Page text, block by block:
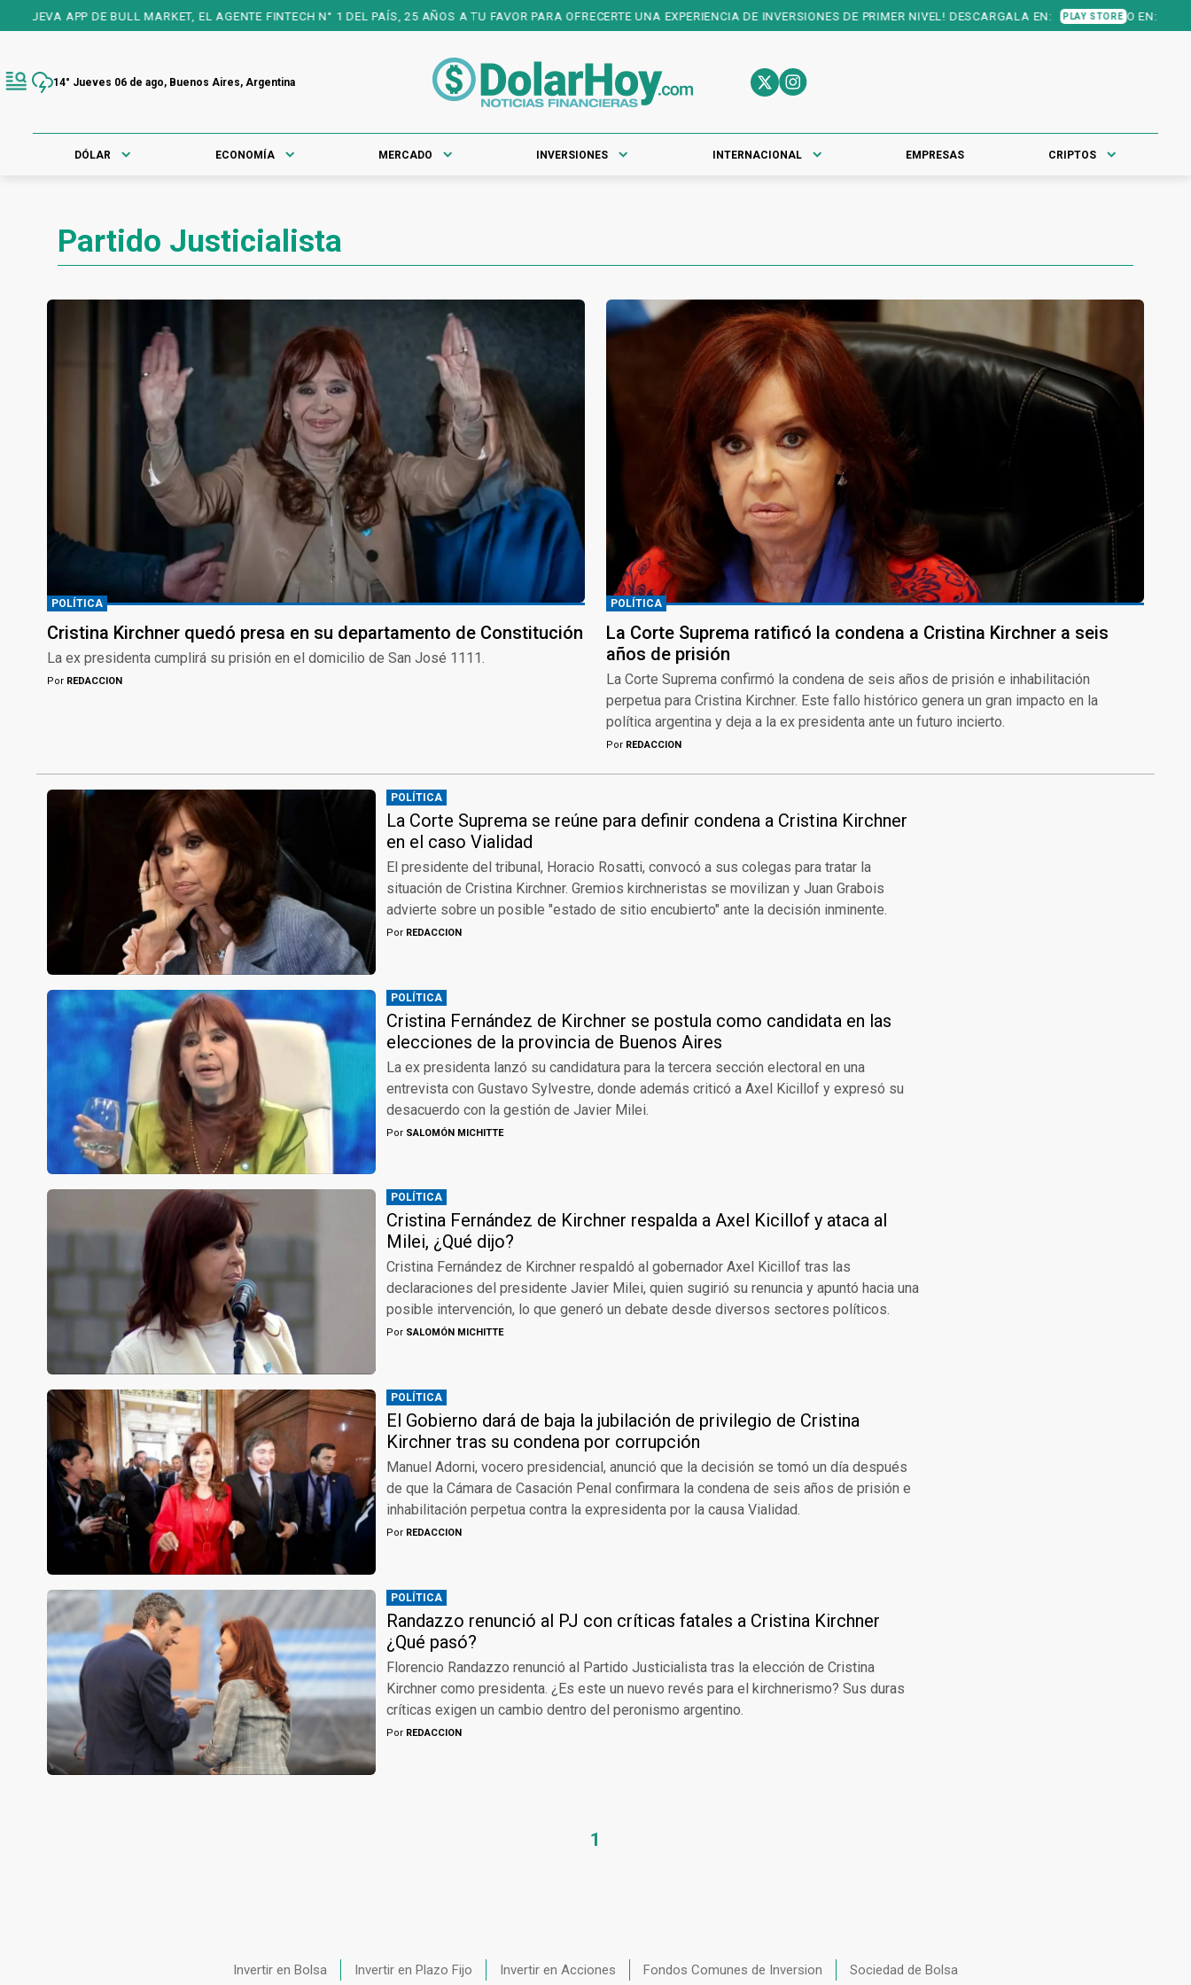
DE BULL MARKET, EL AGENTE FINTECH N° 1 DEL PAÍS, 25 AÑOS A TU FAVOR PARA OFRECERTE UNA EXPERIENCIA DE INVERSIONES DE PRIMER NIVEL! DESCARGALA EN: PLAY STORE O EN: APP STORE
14° Jueves 06 de ago, Buenos Aires, Argentina
DÓLAR ECONOMÍA MERCADO INVERSIONES INTERNACIONAL EMPRESAS CRIPTOS
Partido Justicialista
POLÍTICA
Cristina Kirchner quedó presa en su departamento de Constitución
La ex presidenta cumplirá su prisión en el domicilio de San José 1111.
Por REDACCION
POLÍTICA
La Corte Suprema ratificó la condena a Cristina Kirchner a seis
años de prisión
La Corte Suprema confirmó la condena de seis años de prisión e inhabilitación
perpetua para Cristina Kirchner. Este fallo histórico genera un gran impacto en la
política argentina y deja a la ex presidenta ante un futuro incierto.
Por REDACCION
POLÍTICA
La Corte Suprema se reúne para definir condena a Cristina Kirchner
en el caso Vialidad
El presidente del tribunal, Horacio Rosatti, convocó a sus colegas para tratar la
situación de Cristina Kirchner. Gremios kirchneristas se movilizan y Juan Grabois
advierte sobre un posible "estado de sitio encubierto" ante la decisión inminente.
Por REDACCION
POLÍTICA
Cristina Fernández de Kirchner se postula como candidata en las
elecciones de la provincia de Buenos Aires
La ex presidenta lanzó su candidatura para la tercera sección electoral en una
entrevista con Gustavo Sylvestre, donde además criticó a Axel Kicillof y expresó su
desacuerdo con la gestión de Javier Milei.
Por SALOMÓN MICHITTE
POLÍTICA
Cristina Fernández de Kirchner respalda a Axel Kicillof y ataca al
Milei, ¿Qué dijo?
Cristina Fernández de Kirchner respaldó al gobernador Axel Kicillof tras las
declaraciones del presidente Javier Milei, quien sugirió su renuncia y apuntó hacia una
posible intervención, lo que generó un debate desde diversos sectores políticos.
Por SALOMÓN MICHITTE
POLÍTICA
El Gobierno dará de baja la jubilación de privilegio de Cristina
Kirchner tras su condena por corrupción
Manuel Adorni, vocero presidencial, anunció que la decisión se tomó un día después
de que la Cámara de Casación Penal confirmara la condena de seis años de prisión e
inhabilitación perpetua contra la expresidenta por la causa Vialidad.
Por REDACCION
POLÍTICA
Randazzo renunció al PJ con críticas fatales a Cristina Kirchner
¿Qué pasó?
Florencio Randazzo renunció al Partido Justicialista tras la elección de Cristina
Kirchner como presidenta. ¿Es este un nuevo revés para el kirchnerismo? Sus duras
críticas exigen un cambio dentro del peronismo argentino.
Por REDACCION
1
Invertir en Bolsa Invertir en Plazo Fijo Invertir en Acciones Fondos Comunes de Inversion Sociedad de Bolsa